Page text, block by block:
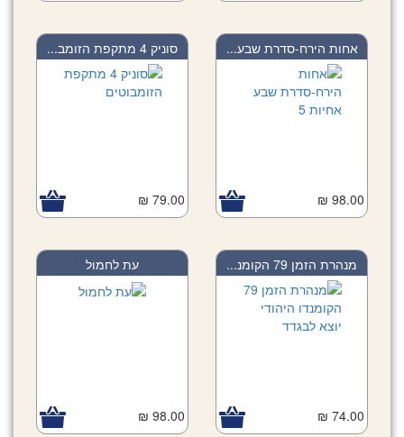
אחות הירח-סדרת שבע...
98.00 ₪
סוניק 4 מתקפת הזומב...
79.00 ₪
מנהרת הזמן 79 הקומנ...
74.00 ₪
עת לחמול
98.00 ₪